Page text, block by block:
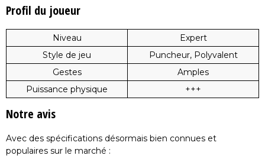
Profil du joueur
Niveau
Expert
Style de jeu
Puncheur, Polyvalent
Gestes
Amples
Puissance physique
+++
Notre avis
Avec des spécifications désormais bien connues et
populaires sur le marché :